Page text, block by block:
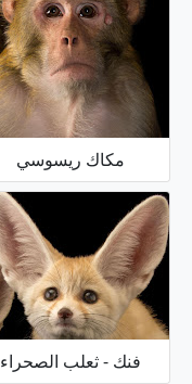
مكاك ريسوسي
فنك - ثعلب الصحراء